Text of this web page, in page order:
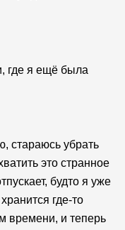
где я ещё была
стараюсь убрать
это странное
будто я уже
где-то
времени, и теперь